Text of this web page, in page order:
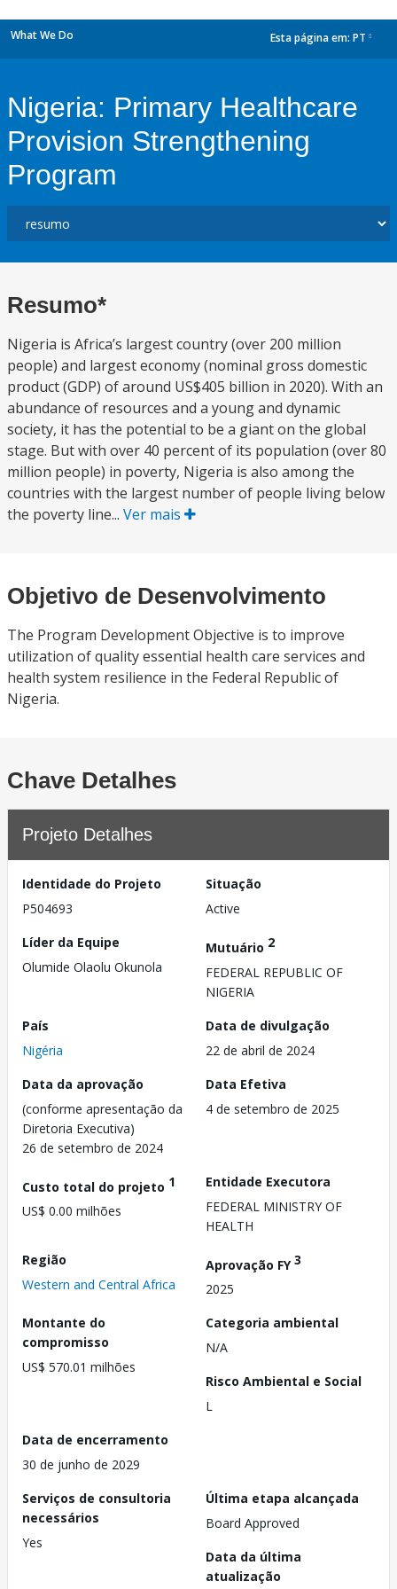
What We Do Esta página em: PT
Nigeria: Primary Healthcare
Provision Strengthening
Program
Resumo*
Nigeria is Africa’s largest country (over 200 million
people) and largest economy (nominal gross domestic
product (GDP) of around US$405 billion in 2020). With an
abundance of resources and a young and dynamic
society, it has the potential to be a giant on the global
stage. But with over 40 percent of its population (over 80
million people) in poverty, Nigeria is also among the
countries with the largest number of people living below
the poverty line... Ver mais
Objetivo de Desenvolvimento
The Program Development Objective is to improve
utilization of quality essential health care services and
health system resilience in the Federal Republic of
Nigeria.
Chave Detalhes
Projeto Detalhes
Identidade do Projeto
P504693
Situação
Active
Líder da Equipe
Olumide Olaolu Okunola
Mutuário 2
FEDERAL REPUBLIC OF
NIGERIA
País
Nigéria
Data de divulgação
22 de abril de 2024
Data da aprovação
(conforme apresentação da
Diretoria Executiva)
26 de setembro de 2024
Data Efetiva
4 de setembro de 2025
Custo total do projeto 1
US$ 0.00 milhões
Entidade Executora
FEDERAL MINISTRY OF
HEALTH
Região
Western and Central Africa
Aprovação FY3
2025
Montante do
compromisso
US$ 570.01 milhões
Categoria ambiental
N/A
Risco Ambiental e Social
L
Data de encerramento
30 de junho de 2029
Serviços de consultoria
necessários
Yes
Última etapa alcançada
Board Approved
Data da última
atualização